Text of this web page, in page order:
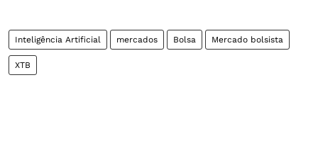
Inteligência Artificial mercados Bolsa Mercado bolsista
XTB